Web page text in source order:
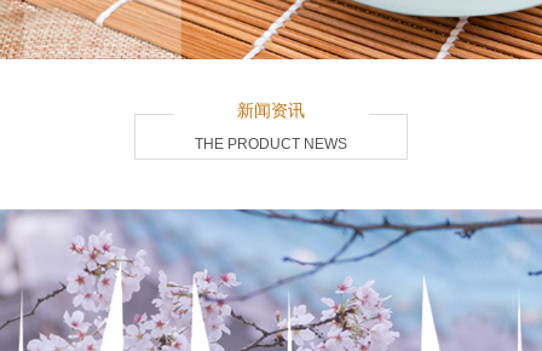
THE PRODUCT NEWS
新闻资讯